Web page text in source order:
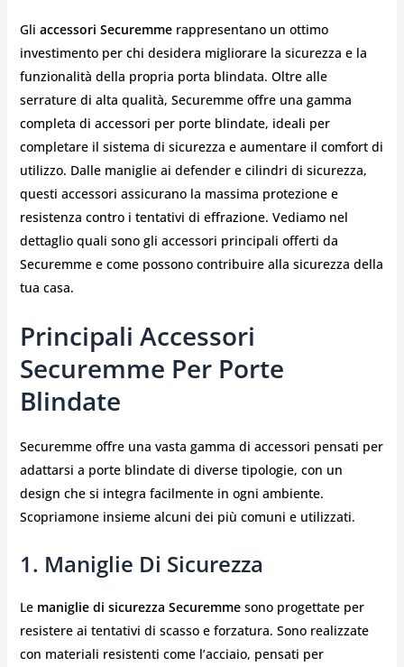
Gli accessori Securemmerappresentano un ottimo
investimento per chi desidera migliorare la sicurezza e la
funzionalità della propria porta blindata. Oltre alle
serrature di alta qualità, Securemme offre una gamma
completa di accessori per porte blindate, ideali per
completare il sistema di sicurezza e aumentare il comfort di
utilizzo. Dalle maniglie ai defender e cilindri di sicurezza,
questi accessori assicurano la massima protezione e
resistenza contro i tentativi di effrazione. Vediamo nel
dettaglio quali sono gli accessori principali offerti da
Securemme e come possono contribuire alla sicurezza della
tua casa.
Principali Accessori
Securemme Per Porte
Blindate
Securemme offre una vasta gamma di accessori pensati per
adattarsi a porte blindate di diverse tipologie, con un
design che si integra facilmente in ogni ambiente.
Scopriamone insieme alcuni dei più comuni e utilizzati.
1. Maniglie Di Sicurezza
Le maniglie di sicurezza Securemmesono progettate per
resistere ai tentativi di scasso e forzatura. Sono realizzate
con materiali resistenti come l’acciaio, pensati per